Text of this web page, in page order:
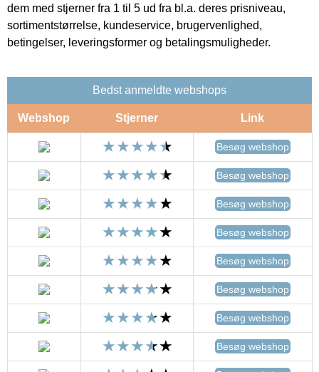
dem med stjerner fra 1 til 5 ud fra bl.a. deres prisniveau,
sortimentstørrelse, kundeservice, brugervenlighed,
betingelser, leveringsformer og betalingsmuligheder.
Bedst anmeldte webshops
Webshop Stjerner Link
Besøg webshop
Besøg webshop
Besøg webshop
Besøg webshop
Besøg webshop
Besøg webshop
Besøg webshop
Besøg webshop